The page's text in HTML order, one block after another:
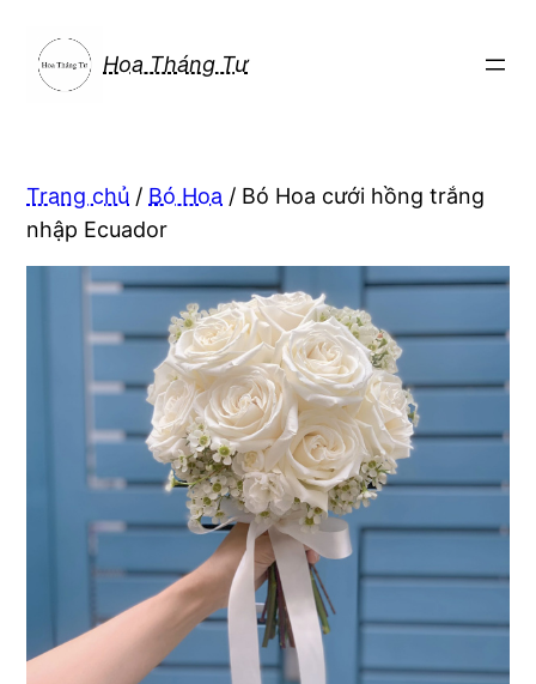
phần
Hoa Tháng Tư
Trang chủ / Bó Hoa / Bó Hoa cưới hồng trắng
nhập Ecuador